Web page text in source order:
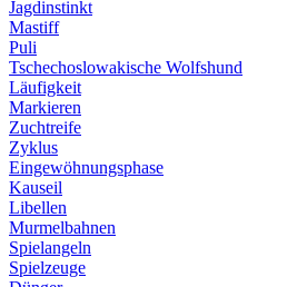
Jagdinstinkt
Mastiff
Puli
Tschechoslowakische Wolfshund
Läufigkeit
Markieren
Zuchtreife
Zyklus
Eingewöhnungsphase
Kauseil
Libellen
Murmelbahnen
Spielangeln
Spielzeuge